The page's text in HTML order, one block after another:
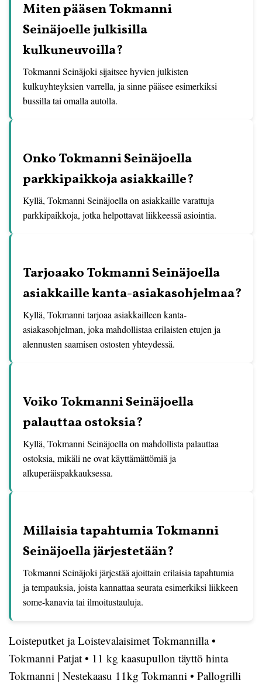
Miten pääsen Tokmanni
Seinäjoelle julkisilla
kulkuneuvoilla?
Tokmanni Seinäjoki sijaitsee hyvien julkisten
kulkuyhteyksien varrella, ja sinne pääsee esimerkiksi
bussilla tai omalla autolla.
Onko Tokmanni Seinäjoella
parkkipaikkoja asiakkaille?
Kyllä, Tokmanni Seinäjoella on asiakkaille varattuja
parkkipaikkoja, jotka helpottavat liikkeessä asiointia.
Tarjoaako Tokmanni Seinäjoella
asiakkaille kanta-asiakasohjelmaa?
Kyllä, Tokmanni tarjoaa asiakkailleen kanta-
asiakasohjelman, joka mahdollistaa erilaisten etujen ja
alennusten saamisen ostosten yhteydessä.
Voiko Tokmanni Seinäjoella
palauttaa ostoksia?
Kyllä, Tokmanni Seinäjoella on mahdollista palauttaa
ostoksia, mikäli ne ovat käyttämättömiä ja
alkuperäispakkauksessa.
Millaisia tapahtumia Tokmanni
Seinäjoella järjestetään?
Tokmanni Seinäjoki järjestää ajoittain erilaisia tapahtumia
ja tempauksia, joista kannattaa seurata esimerkiksi liikkeen
some-kanavia tai ilmoitustauluja.
Loisteputket ja Loistevalaisimet Tokmannilla•
Tokmanni Patjat • 11 kg kaasupullon täyttö hinta
Tokmanni | Nestekaasu 11kg Tokmanni • Pallogrilli